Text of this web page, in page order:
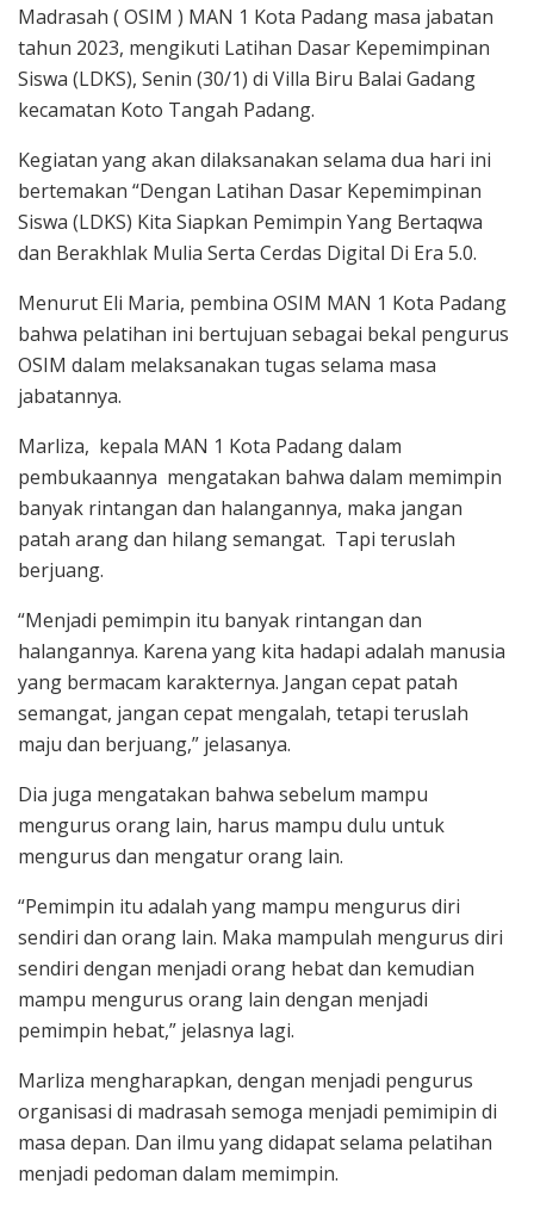
Madrasah ( OSIM ) MAN 1 Kota Padang masa jabatan
tahun 2023, mengikuti Latihan Dasar Kepemimpinan
Siswa (LDKS), Senin (30/1) di Villa Biru Balai Gadang
kecamatan Koto Tangah Padang.
Kegiatan yang akan dilaksanakan selama dua hari ini
bertemakan “Dengan Latihan Dasar Kepemimpinan
Siswa (LDKS) Kita Siapkan Pemimpin Yang Bertaqwa
dan Berakhlak Mulia Serta Cerdas Digital Di Era 5.0.
Menurut Eli Maria, pembina OSIM MAN 1 Kota Padang
bahwa pelatihan ini bertujuan sebagai bekal pengurus
OSIM dalam melaksanakan tugas selama masa
jabatannya.
Marliza, kepala MAN 1 Kota Padang dalam
pembukaannya mengatakan bahwa dalam memimpin
banyak rintangan dan halangannya, maka jangan
patah arang dan hilang semangat. Tapi teruslah
berjuang.
“Menjadi pemimpin itu banyak rintangan dan
halangannya. Karena yang kita hadapi adalah manusia
yang bermacam karakternya. Jangan cepat patah
semangat, jangan cepat mengalah, tetapi teruslah
maju dan berjuang,” jelasanya.
Dia juga mengatakan bahwa sebelum mampu
mengurus orang lain, harus mampu dulu untuk
mengurus dan mengatur orang lain.
“Pemimpin itu adalah yang mampu mengurus diri
sendiri dan orang lain. Maka mampulah mengurus diri
sendiri dengan menjadi orang hebat dan kemudian
mampu mengurus orang lain dengan menjadi
pemimpin hebat,” jelasnya lagi.
Marliza mengharapkan, dengan menjadi pengurus
organisasi di madrasah semoga menjadi pemimipin di
masa depan. Dan ilmu yang didapat selama pelatihan
menjadi pedoman dalam memimpin.